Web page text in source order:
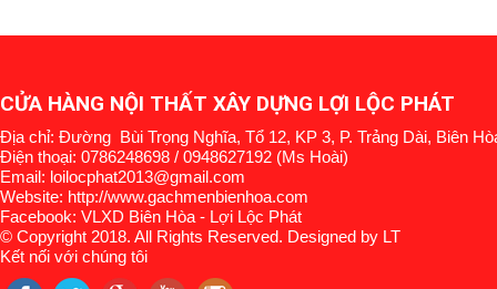
CỬA HÀNG NỘI THẤT XÂY DỰNG LỢI LỘC PHÁT
Địa chỉ: Đường Bùi Trọng Nghĩa, Tổ 12, KP 3, P. Trảng Dài, Biên
Điện thoại: 0786248698 / 0948627192 (Ms Hoài)
Email: loilocphat2013@gmail.com
Website: http://www.gachmenbienhoa.com
Facebook: VLXD Biên Hòa - Lợi Lộc Phát
© Copyright 2018. All Rights Reserved. Designed by LT
Kết nối với chúng tôi